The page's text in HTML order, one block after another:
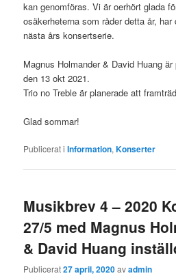
kan genomföras. Vi är oerhört glada
osäkerheterna som råder detta år,
nästa års konsertserie.
Magnus Holmander & David Huang
den 13 okt 2021.
Trio no Treble är planerade att
Glad sommar!
Publicerat i Information,Konserter
Musikbrev 4 – 2020
27/5 med Magnus
& David Huang
Publicerat27 april, 2020avadmin